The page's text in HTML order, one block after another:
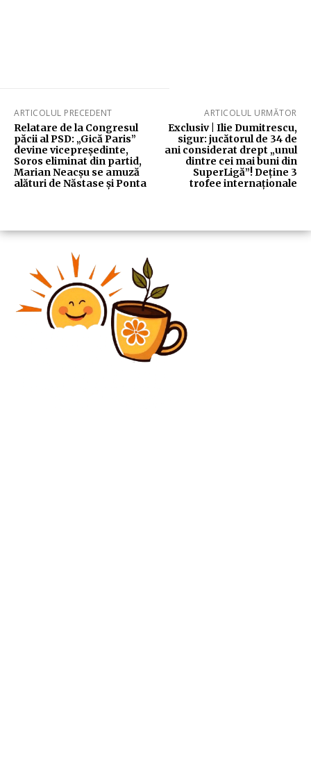
ARTICOLUL PRECEDENT
Relatare de la Congresul
păcii al PSD: „Gică Paris”
devine vicepreședinte,
Soros eliminat din partid,
Marian Neacșu se amuză
alături de Năstase și Ponta
ARTICOLUL URMĂTOR
Exclusiv | Ilie Dumitrescu,
sigur: jucătorul de 34 de
ani considerat drept „unul
dintre cei mai buni din
SuperLigă”! Deține 3
trofee internaționale